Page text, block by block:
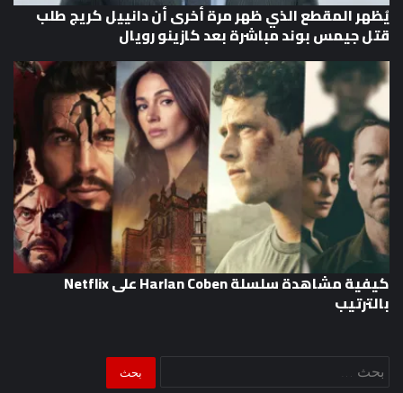
يُظهر المقطع الذي ظهر مرة أخرى أن دانييل كريج طلب
قتل جيمس بوند مباشرة بعد كازينو رويال
كيفية مشاهدة سلسلة Harlan Coben على Netflix
بالترتيب
عن: